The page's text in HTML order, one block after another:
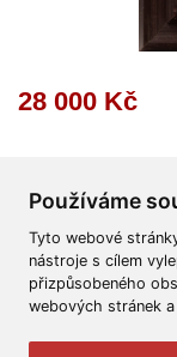
Používáme
Tyto webové
nástroje s cílem
přizpůsobeného
webových stránek
28 000 Kč
Všeobecné obchodní